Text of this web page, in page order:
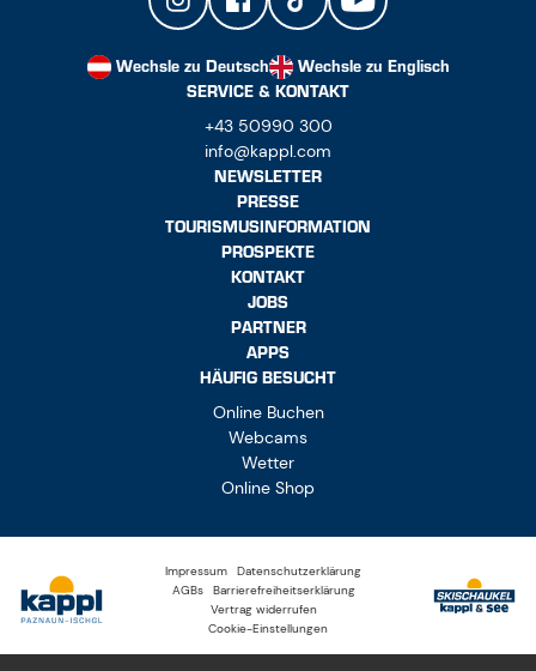
Wechsle zu Deutsch
Wechsle zu Englisch
SERVICE & KONTAKT
+43 50990 300
info@kappl.com
NEWSLETTER
PRESSE
TOURISMUSINFORMATION
PROSPEKTE
KONTAKT
JOBS
PARTNER
APPS
HÄUFIG BESUCHT
Online Buchen
Webcams
Wetter
Online Shop
Impressum
Datenschutzerklärung
AGBs
Barrierefreiheitserklärung
Vertrag widerrufen
Cookie-Einstellungen